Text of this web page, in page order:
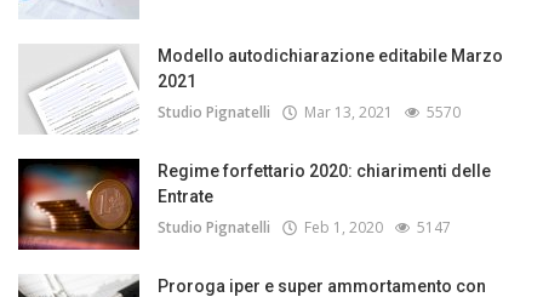
Modello autodichiarazione editabile Marzo
2021
Studio Pignatelli Mar 13, 2021 5570
Regime forfettario 2020: chiarimenti delle
Entrate
Studio Pignatelli Feb 1, 2020 5147
Proroga iper e super ammortamento con